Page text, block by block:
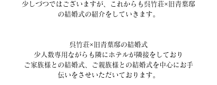
少しづつではございますが、これからも呉竹荘×旧青葉邸
の結婚式の紹介をしていきます。
呉竹荘×旧青葉邸の結婚式
少人数専用ながらも隣にホテルが隣接をしており
ご家族様との結婚式、ご親族様との結婚式を中心にお手
伝いをさせいただいております。